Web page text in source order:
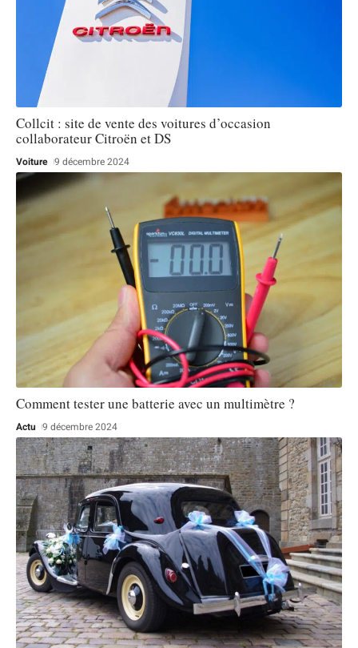
Collcit : site de vente des voitures d’occasion
collaborateur Citroën et DS
Voiture 9 décembre 2024
Comment tester une batterie avec un multimètre ?
Actu 9 décembre 2024